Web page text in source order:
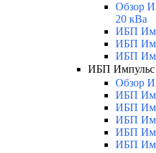
Обзор
20 кВа
ИБП
ИБП
ИБП
ИБП Импульс
Обзор
ИБП
ИБП
ИБП
ИБП
ИБП